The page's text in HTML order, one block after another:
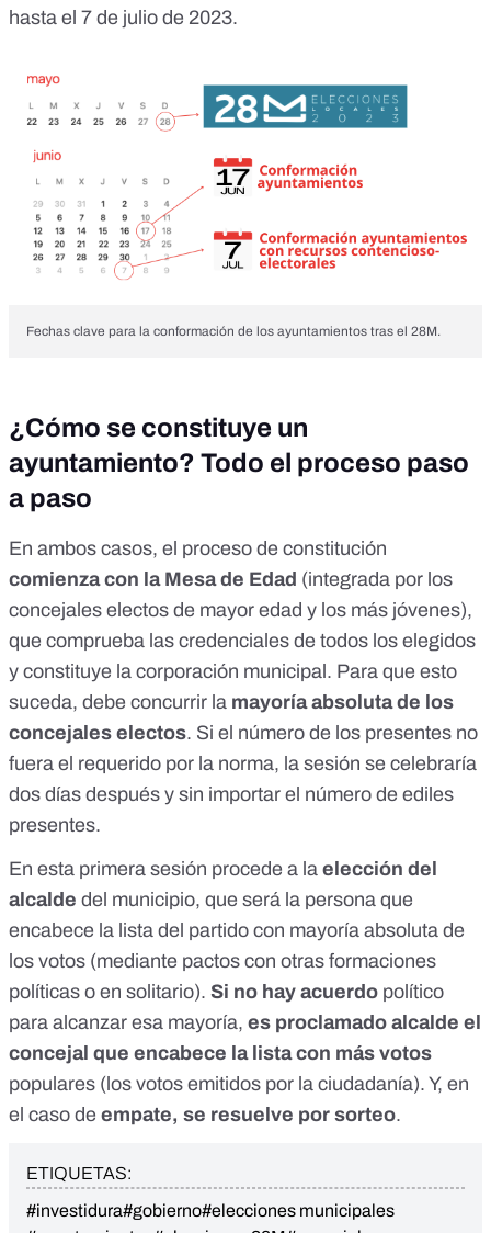
hasta el 7 de julio de 2023.
Fechas clave para la conformación de los ayuntamientos tras el 28M.
¿Cómo se constituye un
ayuntamiento? Todo el proceso paso
a paso
En ambos casos, el proceso de constitución
comienza con la Mesa de Edad (integrada por los
concejales electos de mayor edad y los más jóvenes),
que comprueba las credenciales de todos los elegidos
y constituye la corporación municipal. Para que esto
suceda, debe concurrir la mayoría absoluta de los
concejales electos. Si el número de los presentes no
fuera el requerido por la norma, la sesión se celebraría
dos días después y sin importar el número de ediles
presentes.
En esta primera sesión procede a la elección del
alcalde del municipio, que será la persona que
encabece la lista del partido con mayoría absoluta de
los votos (mediante pactos con otras formaciones
políticas o en solitario). Si no hay acuerdo político
para alcanzar esa mayoría, es proclamado alcalde el
concejal que encabece la lista con más votos
populares (los votos emitidos por la ciudadanía). Y, en
el caso de empate, se resuelve por sorteo.
ETIQUETAS:
#investidura#gobierno#elecciones municipales